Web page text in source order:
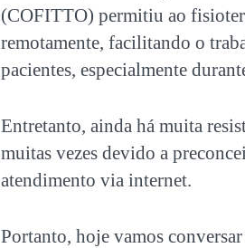
(COFITTO) permitiu ao
remotamente, facilitando o
pacientes, especialmente
Entretanto, ainda há muita
muitas vezes devido a
atendimento via internet.
Portanto, hoje vamos